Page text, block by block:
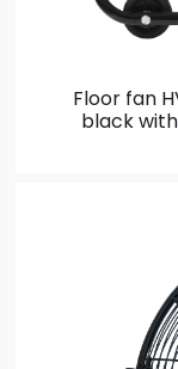
Floor fan
black